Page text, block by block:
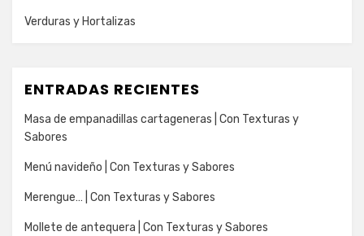
Verduras y Hortalizas
ENTRADAS RECIENTES
Masa de empanadillas cartageneras | Con Texturas y
Sabores
Menú navideño | Con Texturas y Sabores
Merengue… | Con Texturas y Sabores
Mollete de antequera | Con Texturas y Sabores